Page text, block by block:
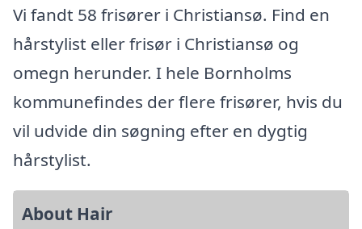
Vi fandt 58 frisører i Christiansø. Find en
hårstylist eller frisør i Christiansø og
omegn herunder. I hele Bornholms
kommunefindes der flere frisører, hvis du
vil udvide din søgning efter en dygtig
hårstylist.
About Hair